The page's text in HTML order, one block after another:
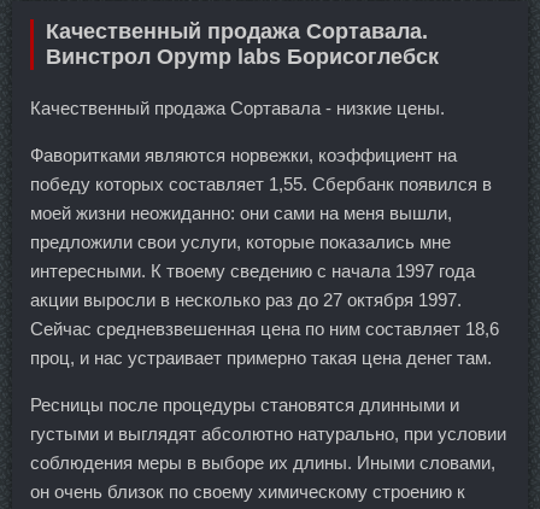
Качественный продажа Сортавала.
Винстрол Opymp labs Борисоглебск
Качественный продажа Сортавала - низкие цены.
Фаворитками являются норвежки, коэффициент на
победу которых составляет 1,55. Сбербанк появился в
моей жизни неожиданно: они сами на меня вышли,
предложили свои услуги, которые показались мне
интересными. К твоему сведению с начала 1997 года
акции выросли в несколько раз до 27 октября 1997.
Сейчас средневзвешенная цена по ним составляет 18,6
проц, и нас устраивает примерно такая цена денег там.
Ресницы после процедуры становятся длинными и
густыми и выглядят абсолютно натурально, при условии
соблюдения меры в выборе их длины. Иными словами,
он очень близок по своему химическому строению к